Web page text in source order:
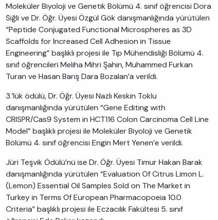
Moleküler Biyoloji ve Genetik Bölümü 4. sınıf öğrencisi Dora
Siğli ve Dr. Öğr. Üyesi Özgül Gök danışmanlığında yürütülen
“Peptide Conjugated Functional Microspheres as 3D
Scaffolds for Increased Cell Adhesion in Tissue
Engineering” başlıklı projesi ile Tıp Mühendisliği Bölümü 4.
sınıf öğrencileri Meliha Mihri Şahin, Muhammed Furkan
Turan ve Hasan Barış Dara Bozalan’a verildi.
3.’lük ödülü, Dr. Öğr. Üyesi Nazlı Keskin Toklu
danışmanlığında yürütülen “Gene Editing with
CRISPR/Cas9 System in HCT116 Colon Carcinoma Cell Line
Model” başlıklı projesi ile Moleküler Biyoloji ve Genetik
Bölümü 4. sınıf öğrencisi Engin Mert Yenen’e verildi.
Jüri Teşvik Ödülü’nü ise Dr. Öğr. Üyesi Timur Hakan Barak
danışmanlığında yürütülen “Evaluation Of Citrus Limon L.
(Lemon) Essential Oil Samples Sold on The Market in
Turkey in Terms Of European Pharmacopoeia 10.0
Criteria” başlıklı projesi ile Eczacılık Fakültesi 5. sınıf